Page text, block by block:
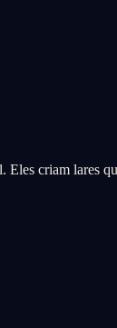
criam lares